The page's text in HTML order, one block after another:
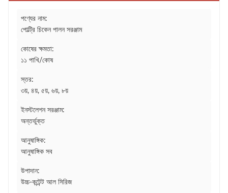
পণ্যের নাম:
পোল্ট্রি চিকেন পালন সরঞ্জাম
কোষের ক্ষমতা:
১১ পাখি/কোষ
স্তর:
৩য়, ৪য়, ৫য়, ৬য়, ৮য়
ইনস্টলেশন সরঞ্জাম:
অন্তর্ভুক্ত
আনুষাঙ্গিক:
আনুষাঙ্গিক সব
উপাদান:
উচ্চ-কন্টেন্ট আল সিরিজ